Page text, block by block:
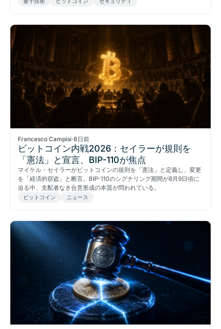
Francesco Campisi·8日前
ビットコイン内戦2026：セイラーが規則を
「憲法」と宣言、BIP-110が焦点
マイケル・セイラーがビットコインの規則を「憲法」と定義し、変更
を「経済的窃盗」と断言。BIP-110のシグナリング期間が8月9日頃に
迫る中、支配者なき合意形成の本質が問われている。
ビットコイン ニュース